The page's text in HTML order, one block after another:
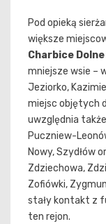
Pod opieką
większe
Charbice
mniejsze wsie –
Jeziorko,
miejsc objętych
uwzględnia
Puczniew-
Nowy, Szydłów
Zdziechowa,
Zofiówki,
stały kontakt z
ten rejon.